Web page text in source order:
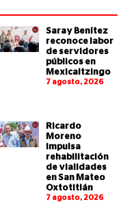
Saray Benítez
reconoce labor
de servidores
públicos en
Mexicaltzingo
7 agosto, 2026
Ricardo
Moreno
impulsa
rehabilitación
de vialidades
en San Mateo
Oxtotitlán
7 agosto, 2026